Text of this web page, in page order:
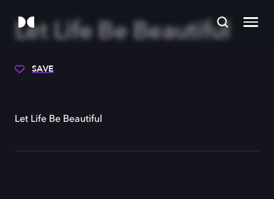
Let Life Be Beautiful
SAVE
Let Life Be Beautiful